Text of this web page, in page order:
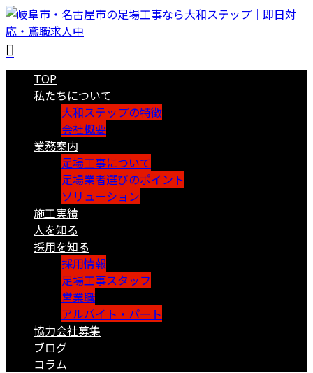
TOP
私たちについて
大和ステップの特徴
会社概要
業務案内
足場工事について
足場業者選びのポイント
ソリューション
施工実績
人を知る
採用を知る
採用情報
足場工事スタッフ
営業職
アルバイト・パート
協力会社募集
ブログ
コラム